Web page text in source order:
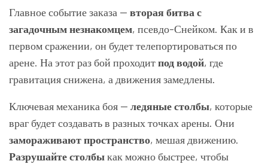
Главное событие заказа — вторая битва с
загадочным незнакомцем, псевдо-Снейком. Как и в
первом сражении, он будет телепортироваться по
арене. На этот раз бой проходитпод водой, где
гравитация снижена, а движения замедлены.
Ключевая механика боя — ледяные столбы, которые
враг будет создавать в разных точках арены. Они
замораживают пространство, мешая движению.
Разрушайте столбыкак можно быстрее, чтобы